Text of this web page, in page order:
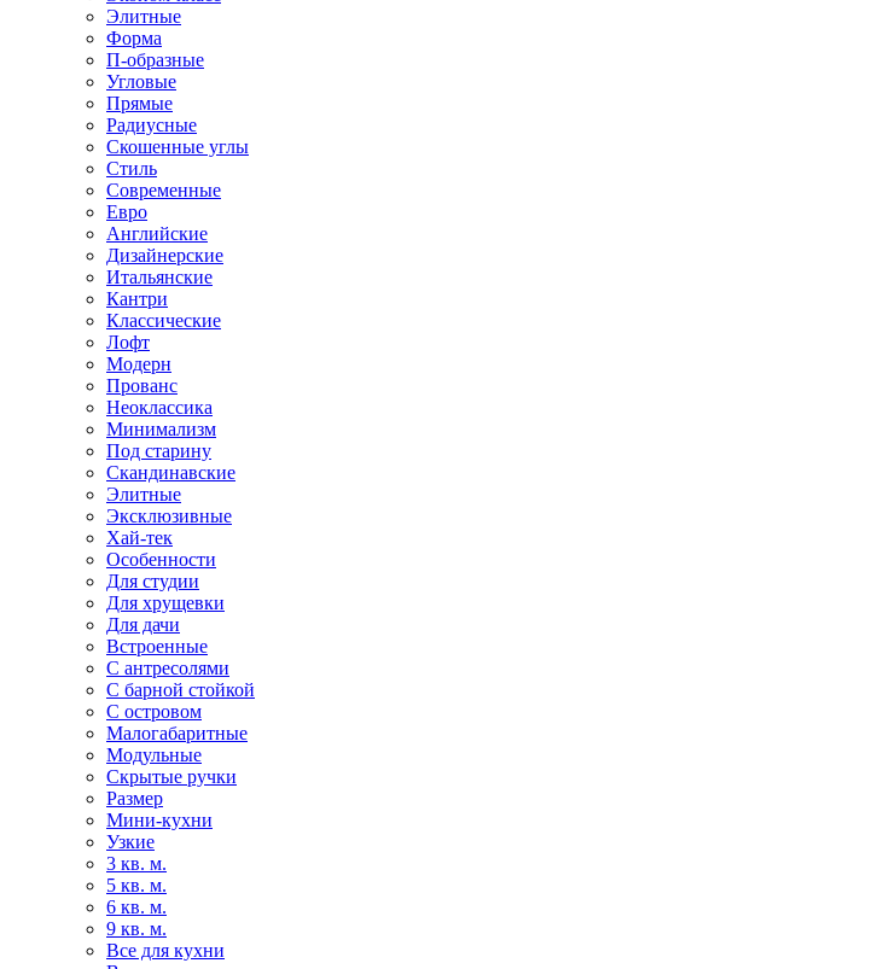
Элитные
Форма
П-образные
Угловые
Прямые
Радиусные
Скошенные углы
Стиль
Современные
Евро
Английские
Дизайнерские
Итальянские
Кантри
Классические
Лофт
Модерн
Прованс
Неоклассика
Минимализм
Под старину
Скандинавские
Элитные
Эксклюзивные
Хай-тек
Особенности
Для студии
Для хрущевки
Для дачи
Встроенные
С антресолями
С барной стойкой
С островом
Малогабаритные
Модульные
Скрытые ручки
Размер
Мини-кухни
Узкие
3 кв. м.
5 кв. м.
6 кв. м.
9 кв. м.
Все для кухни